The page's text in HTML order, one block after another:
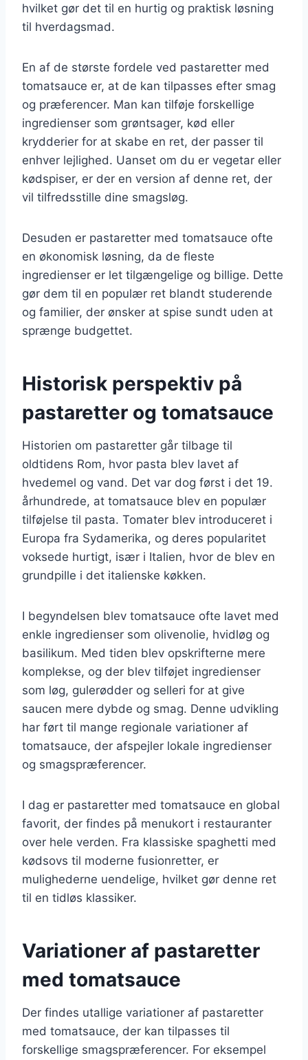
hvilket gør det til en hurtig og praktisk løsning
til hverdagsmad.
En af de største fordele ved pastaretter med
tomatsauce er, at de kan tilpasses efter smag
og præferencer. Man kan tilføje forskellige
ingredienser som grøntsager, kød eller
krydderier for at skabe en ret, der passer til
enhver lejlighed. Uanset om du er vegetar eller
kødspiser, er der en version af denne ret, der
vil tilfredsstille dine smagsløg.
Desuden er pastaretter med tomatsauce ofte
en økonomisk løsning, da de fleste
ingredienser er let tilgængelige og billige. Dette
gør dem til en populær ret blandt studerende
og familier, der ønsker at spise sundt uden at
sprænge budgettet.
Historisk perspektiv på
pastaretter og tomatsauce
Historien om pastaretter går tilbage til
oldtidens Rom, hvor pasta blev lavet af
hvedemel og vand. Det var dog først i det 19.
århundrede, at tomatsauce blev en populær
tilføjelse til pasta. Tomater blev introduceret i
Europa fra Sydamerika, og deres popularitet
voksede hurtigt, især i Italien, hvor de blev en
grundpille i det italienske køkken.
I begyndelsen blev tomatsauce ofte lavet med
enkle ingredienser som olivenolie, hvidløg og
basilikum. Med tiden blev opskrifterne mere
komplekse, og der blev tilføjet ingredienser
som løg, gulerødder og selleri for at give
saucen mere dybde og smag. Denne udvikling
har ført til mange regionale variationer af
tomatsauce, der afspejler lokale ingredienser
og smagspræferencer.
I dag er pastaretter med tomatsauce en global
favorit, der findes på menukort i restauranter
over hele verden. Fra klassiske spaghetti med
kødsovs til moderne fusionretter, er
mulighederne uendelige, hvilket gør denne ret
til en tidløs klassiker.
Variationer af pastaretter
med tomatsauce
Der findes utallige variationer af pastaretter
med tomatsauce, der kan tilpasses til
forskellige smagspræferencer. For eksempel